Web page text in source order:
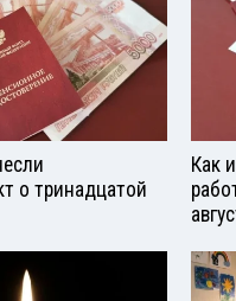
о тринадцатой
Как